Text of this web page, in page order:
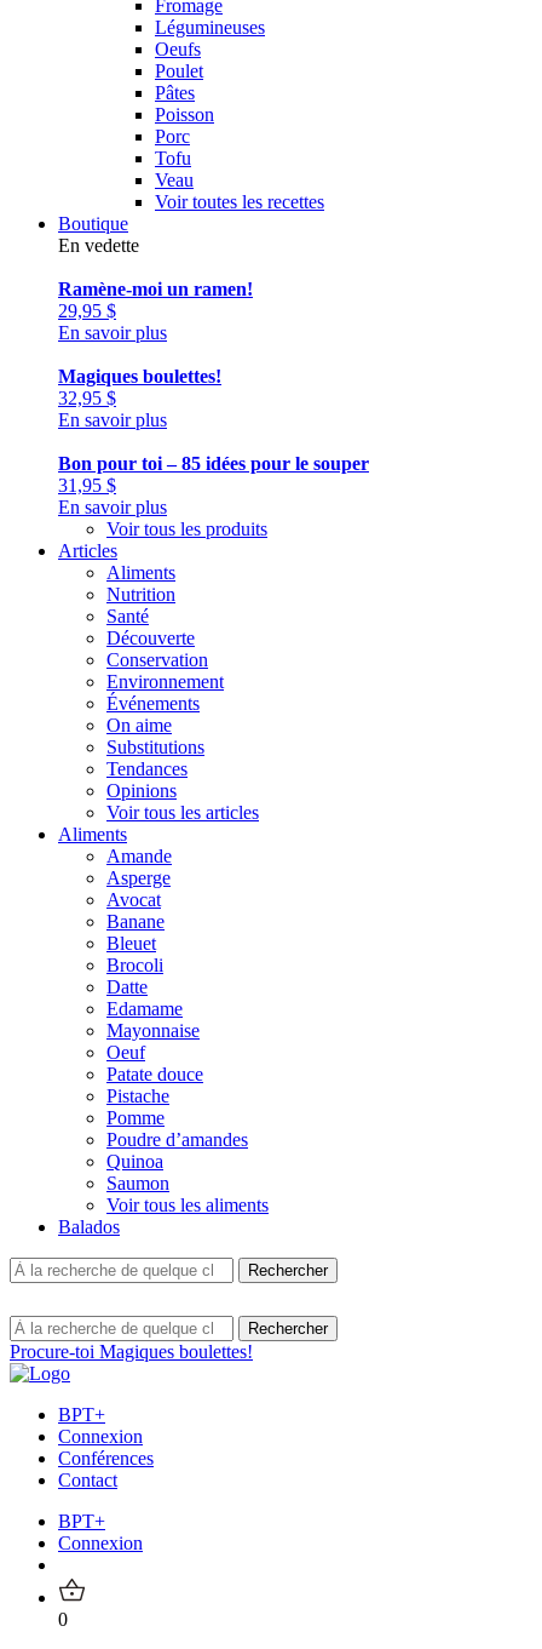
Fromage
Légumineuses
Oeufs
Poulet
Pâtes
Poisson
Porc
Tofu
Veau
Voir toutes les recettes
Boutique
En vedette
Ramène-moi un ramen!
29,95 $
En savoir plus
Magiques boulettes!
32,95 $
En savoir plus
Bon pour toi – 85 idées pour le souper
31,95 $
En savoir plus
Voir tous les produits
Articles
Aliments
Nutrition
Santé
Découverte
Conservation
Environnement
Événements
On aime
Substitutions
Tendances
Opinions
Voir tous les articles
Aliments
Amande
Asperge
Avocat
Banane
Bleuet
Brocoli
Datte
Edamame
Mayonnaise
Oeuf
Patate douce
Pistache
Pomme
Poudre d’amandes
Quinoa
Saumon
Voir tous les aliments
Balados
Procure-toi Magiques boulettes!
BPT+
Connexion
Conférences
Contact
BPT+
Connexion
0